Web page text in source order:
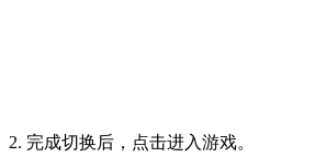
2. 完成切换后，点击进入游戏。